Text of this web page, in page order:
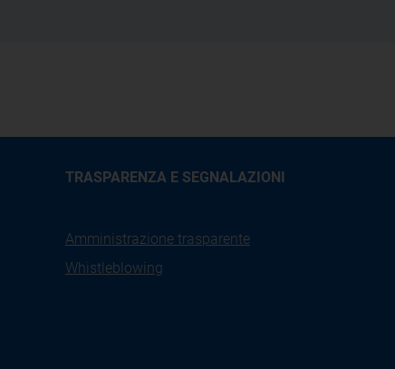
TRASPARENZA E SEGNALAZIONI
Amministrazione trasparente
Whistleblowing